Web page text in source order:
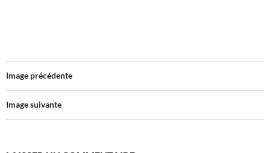
Image précédente
Image suivante